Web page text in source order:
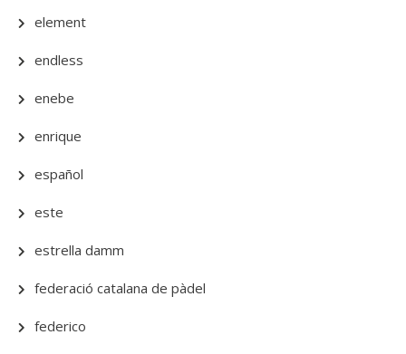
element
endless
enebe
enrique
español
este
estrella damm
federació catalana de pàdel
federico